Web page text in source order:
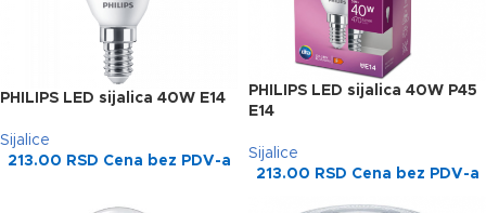
PHILIPS LED sijalica 40W E14
Sijalice
213.00 RSD Cena bez PDV-a
PHILIPS LED sijalica 40W P45
E14
Sijalice
213.00 RSD Cena bez PDV-a